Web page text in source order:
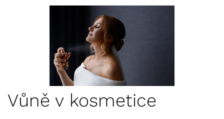
Vůně v kosmetice